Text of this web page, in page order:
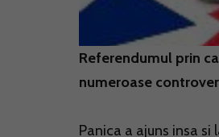
Referendumul prin
numeroase
Panica a ajuns insa